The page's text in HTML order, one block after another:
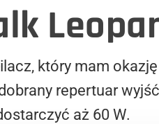
który mam
repertuar
aż 60 W.